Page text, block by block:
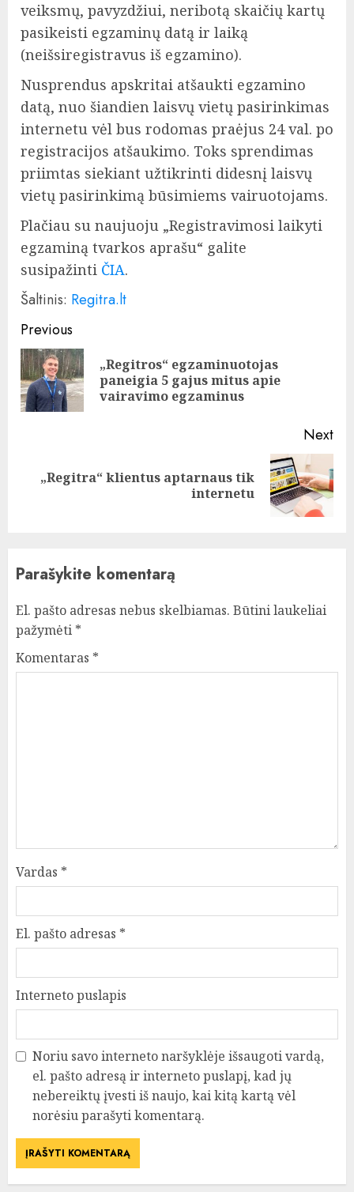
veiksmų, pavyzdžiui, neribotą skaičių kartų
pasikeisti egzaminų datą ir laiką
(neišsiregistravus iš egzamino).
Nusprendus apskritai atšaukti egzamino
datą, nuo šiandien laisvų vietų pasirinkimas
internetu vėl bus rodomas praėjus 24 val. po
registracijos atšaukimo. Toks sprendimas
priimtas siekiant užtikrinti didesnį laisvų
vietų pasirinkimą būsimiems vairuotojams.
Plačiau su naujuoju „Registravimosi laikyti
egzaminą tvarkos aprašu“ galite
susipažinti ČIA.
Šaltinis: Regitra.lt
Continue
Reading
Previous
„Regitros“ egzaminuotojas
paneigia 5 gajus mitus apie
vairavimo egzaminus
Next
Next„Regitra“ klientus aptarnaus tik
internetu
Parašykite komentarą
El. pašto adresas nebus skelbiamas. Būtini laukeliai
pažymėti *
Komentaras *
Vardas *
El. pašto adresas *
Interneto puslapis
Noriu savo interneto naršyklėje išsaugoti vardą,
el. pašto adresą ir interneto puslapį, kad jų
nebereiktų įvesti iš naujo, kai kitą kartą vėl
norėsiu parašyti komentarą.